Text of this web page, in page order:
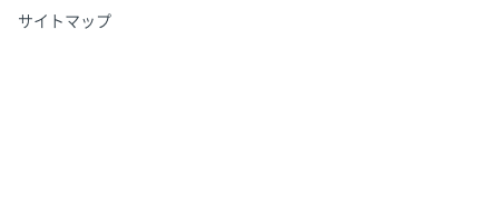
サイトマップ